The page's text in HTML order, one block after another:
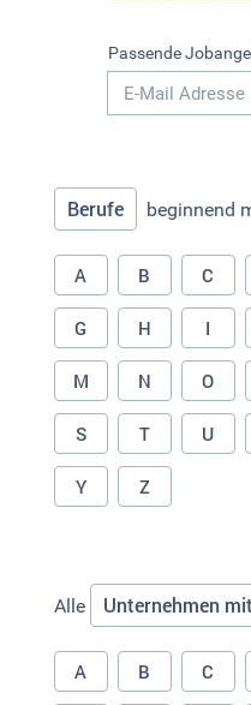
Passende
Berufe beginnend
A B C
G H I
M N O
S T U
Y Z
Alle Unternehmen
A B C